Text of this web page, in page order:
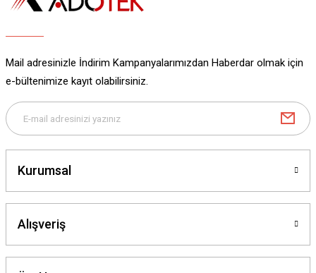
Ürün bilgilerinde hatalar bulunuyor.
Gönder
Mail adresinizle İndirim Kampanyalarımızdan Haberdar olmak için
e-bültenimize kayıt olabilirsiniz.
Kurumsal
Alışveriş